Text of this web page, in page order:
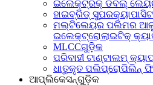
ଇଲେକ୍ଟ୍ରିକ୍ ଡବଲ୍
ହାଇବ୍ରିଡ୍
ମଲ୍ଟିଲେୟର ପଲିମର
ଇଲେକ୍ଟ୍ରୋଲାଇଟିକ୍
MLCCଗୁଡ଼ିକ
ପରିବାହୀ ଟାଣ୍ଟାଲମ୍
ଧାତୁକୃତ ପଲିପ୍ରୋପିଲିନ୍
ଆପ୍ଲିକେସନ୍‌ଗୁଡ଼ିକ